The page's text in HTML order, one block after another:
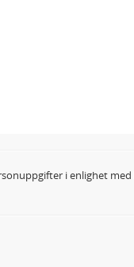
i enlighet med